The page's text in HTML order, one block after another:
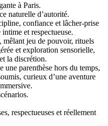
à Paris.
naturelle d’autorité.
confiance et lâcher-prise
et respectueuse.
mêlant jeu de pouvoir, rituels
et exploration sensorielle,
la discrétion.
une parenthèse hors du temps,
curieux d’une aventure
respectueuses et réellement